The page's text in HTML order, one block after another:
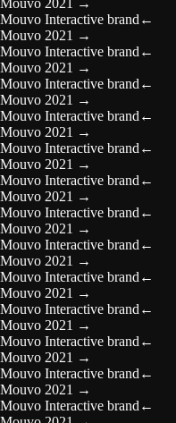
Mouvo 2021 →
Mouvo Interactive brand ←
Mouvo 2021 →
Mouvo Interactive brand ←
Mouvo 2021 →
Mouvo Interactive brand ←
Mouvo 2021 →
Mouvo Interactive brand ←
Mouvo 2021 →
Mouvo Interactive brand ←
Mouvo 2021 →
Mouvo Interactive brand ←
Mouvo 2021 →
Mouvo Interactive brand ←
Mouvo 2021 →
Mouvo Interactive brand ←
Mouvo 2021 →
Mouvo Interactive brand ←
Mouvo 2021 →
Mouvo Interactive brand ←
Mouvo 2021 →
Mouvo Interactive brand ←
Mouvo 2021 →
Mouvo Interactive brand ←
Mouvo 2021 →
Mouvo Interactive brand ←